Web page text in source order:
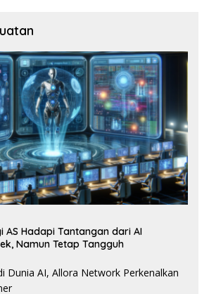
AS Hadapi Tantangan dari AI
Namun Tetap Tangguh